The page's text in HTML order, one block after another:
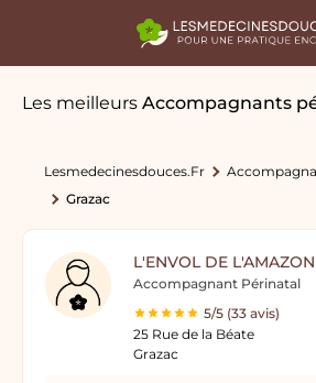
Les meilleurs Accompagnants
Lesmedecinesdouces.fr
Grazac
L'ENVOL DE
Accompagnant Périnatal
5/5 (33 avis)
25 Rue de la Béate
Grazac